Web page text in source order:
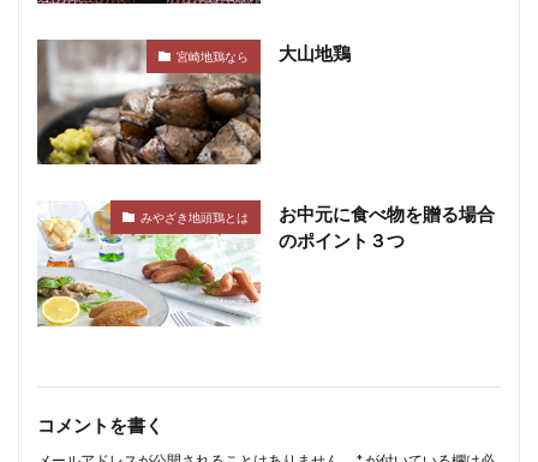
宮崎地鶏なら 大山地鶏
みやざき地頭鶏とは
お中元に食べ物を贈る場合
のポイント３つ
コメントを書く